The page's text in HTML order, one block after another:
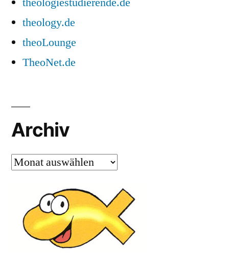
theology.de
theoLounge
TheoNet.de
Archiv
Archiv